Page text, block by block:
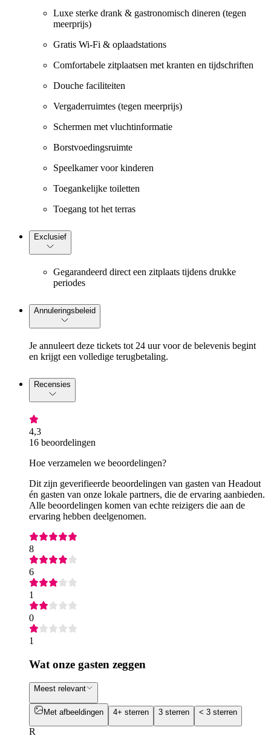
Luxe sterke drank & gastronomisch dineren (tegen
meerprijs)
Gratis Wi-Fi & oplaadstations
Comfortabele zitplaatsen met kranten en tijdschriften
Douche faciliteiten
Vergaderruimtes (tegen meerprijs)
Schermen met vluchtinformatie
Borstvoedingsruimte
Speelkamer voor kinderen
Toegankelijke toiletten
Toegang tot het terras
Exclusief
Gegarandeerd direct een zitplaats tijdens drukke
periodes
Annuleringsbeleid
Je annuleert deze tickets tot 24 uur voor de belevenis begint
en krijgt een volledige terugbetaling.
Recensies
4,3
16 beoordelingen
Hoe verzamelen we beoordelingen?
Dit zijn geverifieerde beoordelingen van gasten van Headout
én gasten van onze lokale partners, die de ervaring aanbieden.
Alle beoordelingen komen van echte reizigers die aan de
ervaring hebben deelgenomen.
8
6
1
0
1
Wat onze gasten zeggen
Meest relevant
Met afbeeldingen 4+ sterren 3 sterren < 3 sterren
R